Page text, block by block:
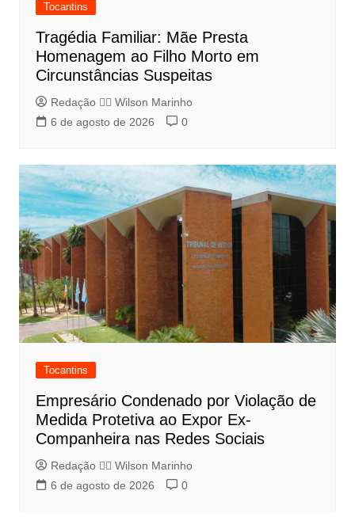
Tocantins
Tragédia Familiar: Mãe Presta
Homenagem ao Filho Morto em
Circunstâncias Suspeitas
Redação 👨‍⚖️​ Wilson Marinho
6 de agosto de 2026
0
Tocantins
Empresário Condenado por Violação de
Medida Protetiva ao Expor Ex-
Companheira nas Redes Sociais
Redação 👨‍⚖️​ Wilson Marinho
6 de agosto de 2026
0